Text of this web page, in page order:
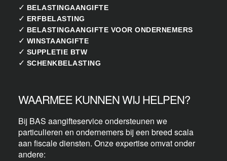
✓ BELASTINGAANGIFTE
✓ ERFBELASTING
✓ BELASTINGAANGIFTE VOOR ONDERNEMERS
✓ WINSTAANGIFTE
✓ SUPPLETIE BTW
✓ SCHENKBELASTING
WAARMEE KUNNEN WIJ HELPEN?
Bij BAS aangifteservice ondersteunen we
particulieren en ondernemers bij een breed scala
aan fiscale diensten. Onze expertise omvat onder
andere: